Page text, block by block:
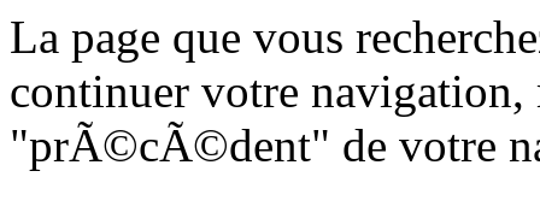
La page que vous
continuer votre
"prÃ©cÃ©dent" de votre